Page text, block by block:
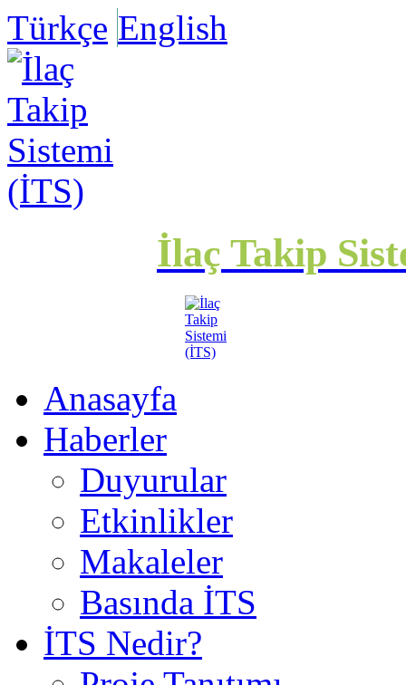
Türkçe English
İlaç Takip
Anasayfa
Haberler
Duyurular
Etkinlikler
Makaleler
Basında İTS
İTS Nedir?